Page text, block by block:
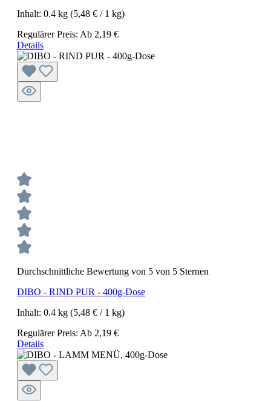
Inhalt: 0.4 kg (5,48 € / 1 kg)
Regulärer Preis: Ab 2,19 €
Details
Durchschnittliche Bewertung von 5 von 5 Sternen
DIBO - RIND PUR - 400g-Dose
Inhalt: 0.4 kg (5,48 € / 1 kg)
Regulärer Preis: Ab 2,19 €
Details